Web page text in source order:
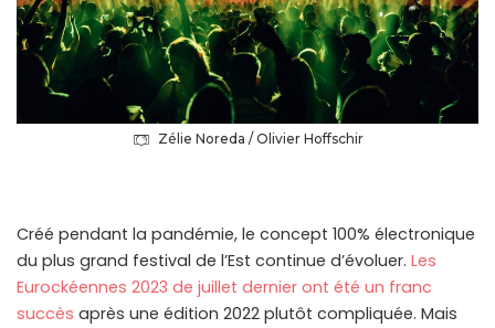
Zélie Noreda / Olivier Hoffschir
Créé pendant la pandémie, le concept 100% électronique
du plus grand festival de l’Est continue d’évoluer. Les
Eurockéennes 2023 de juillet dernier ont été un franc
succès après une édition 2022 plutôt compliquée. Mais